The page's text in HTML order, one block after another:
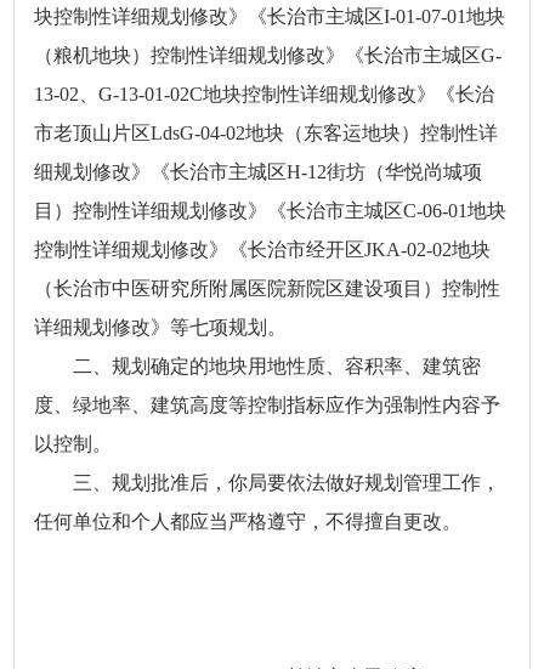
块控制性详细规划修改》《长治市主城区I-01-07-01地块
（粮机地块）控制性详细规划修改》《长治市主城区G-
13-02、G-13-01-02C地块控制性详细规划修改》《长治
市老顶山片区LdsG-04-02地块（东客运地块）控制性详
细规划修改》《长治市主城区H-12街坊（华悦尚城项
目）控制性详细规划修改》《长治市主城区C-06-01地块
控制性详细规划修改》《长治市经开区JKA-02-02地块
（长治市中医研究所附属医院新院区建设项目）控制性
详细规划修改》等七项规划。
二、规划确定的地块用地性质、容积率、建筑密
度、绿地率、建筑高度等控制指标应作为强制性内容予
以控制。
三、规划批准后，你局要依法做好规划管理工作，
任何单位和个人都应当严格遵守，不得擅自更改。